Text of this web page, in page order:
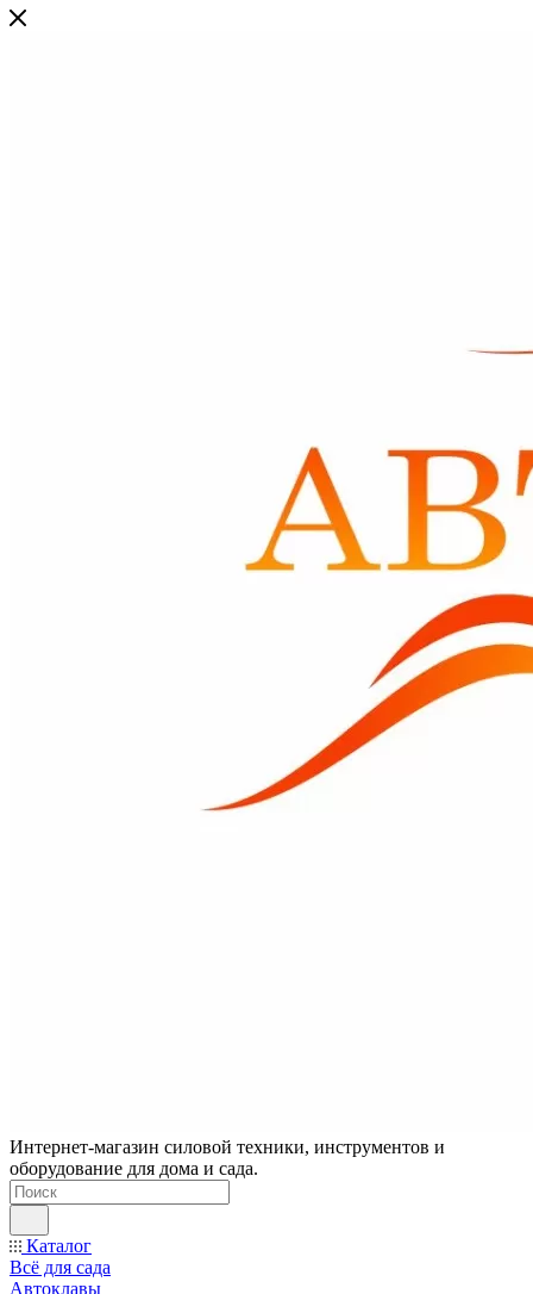
Интернет-магазин силовой техники, инструментов и
оборудование для дома и сада.
Каталог
Всё для сада
Автоклавы